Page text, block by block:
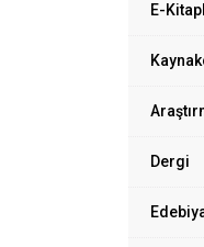
E-
Dergi